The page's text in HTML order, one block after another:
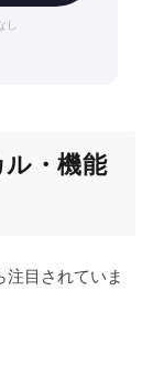
・機能
注目されていま